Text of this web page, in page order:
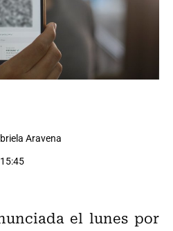
Aravena
el lunes por